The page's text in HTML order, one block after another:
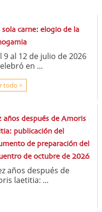
sola carne: elogio de la
9 al 12 de julio de 2026
en ...
todo >
años después de Amoris
publicación del
de preparación del
de octubre de 2026
años después de
laetitia: ...